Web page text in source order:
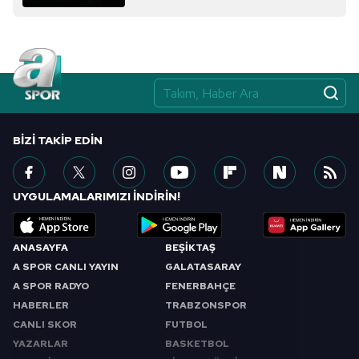
almak için lütfentıklayınız
ANASAYFA
A SPOR CANLI YAYIN
A SPOR RADYO
HABERLER
CANLI SKOR
YAZARLAR
BEŞİKTAŞ
GALATASARAY
FENERBAHÇE
TRABZONSPOR
FUTBOL
BASKETBOL
BIZI TAKIP EDIN
UYGULAMALARIMIZI İNDİRİN!